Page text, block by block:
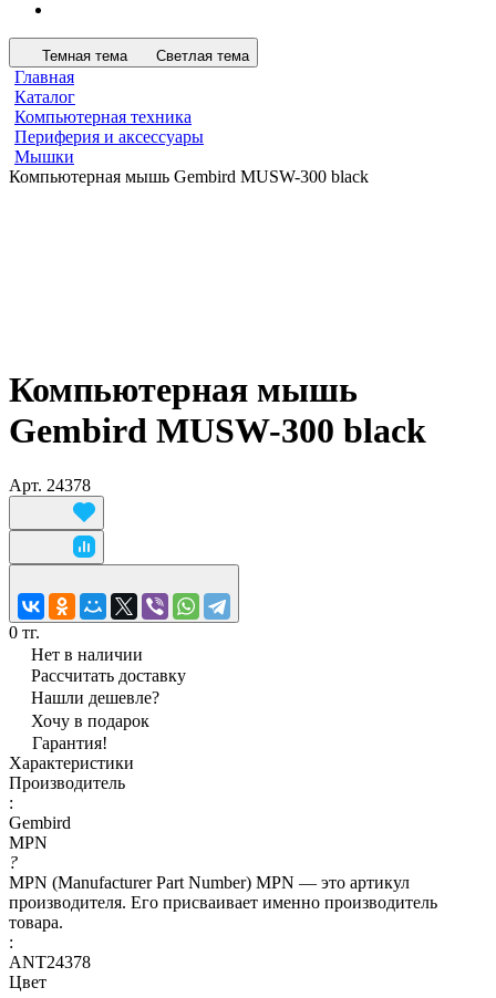
Темная тема Светлая тема
Главная
Каталог
Компьютерная техника
Периферия и аксессуары
Мышки
Компьютерная мышь Gembird MUSW-300 black
Компьютерная мышь
Gembird MUSW-300 black
Арт. 24378
0 тг.
Нет в наличии
Рассчитать доставку
Нашли дешевле?
Хочу в подарок
Гарантия!
Характеристики
Производитель
:
Gembird
MPN
?
MPN (Manufacturer Part Number) MPN — это артикул
производителя. Его присваивает именно производитель
товара.
:
ANT24378
Цвет